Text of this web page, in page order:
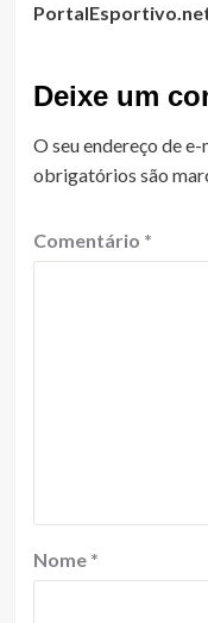
Deixe um
O seu endereço de
obrigatórios são
Comentário *
Nome *